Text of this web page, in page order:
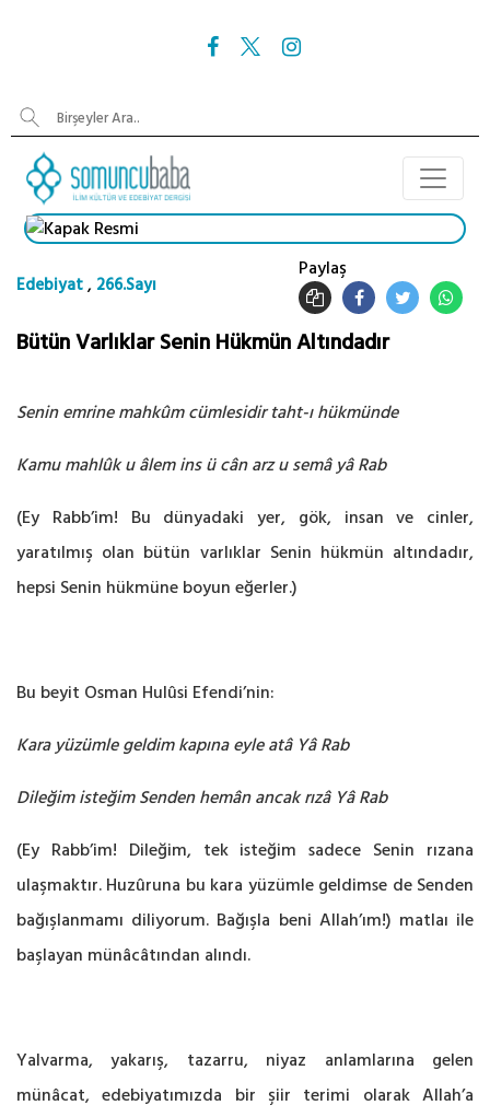
Edebiyat, 266.Sayı
Paylaş
Bütün Varlıklar Senin Hükmün Altındadır
Senin emrine mahkûm cümlesidir taht-ı hükmünde
Kamu mahlûk u âlem ins ü cân arz u semâ yâ Rab
(Ey Rabb’im! Bu dünyadaki yer, gök, insan ve cinler,
yaratılmış olan bütün varlıklar Senin hükmün altındadır,
hepsi Senin hükmüne boyun eğerler.)
Bu beyit Osman Hulûsi Efendi’nin:
Kara yüzümle geldim kapına eyle atâ Yâ Rab
Dileğim isteğim Senden hemân ancak rızâ Yâ Rab
(Ey Rabb’im! Dileğim, tek isteğim sadece Senin rızana
ulaşmaktır. Huzûruna bu kara yüzümle geldimse de Senden
bağışlanmamı diliyorum. Bağışla beni Allah’ım!) matlaı ile
başlayan münâcâtından alındı.
Yalvarma, yakarış, tazarru, niyaz anlamlarına gelen
münâcat, edebiyatımızda bir şiir terimi olarak Allah’a